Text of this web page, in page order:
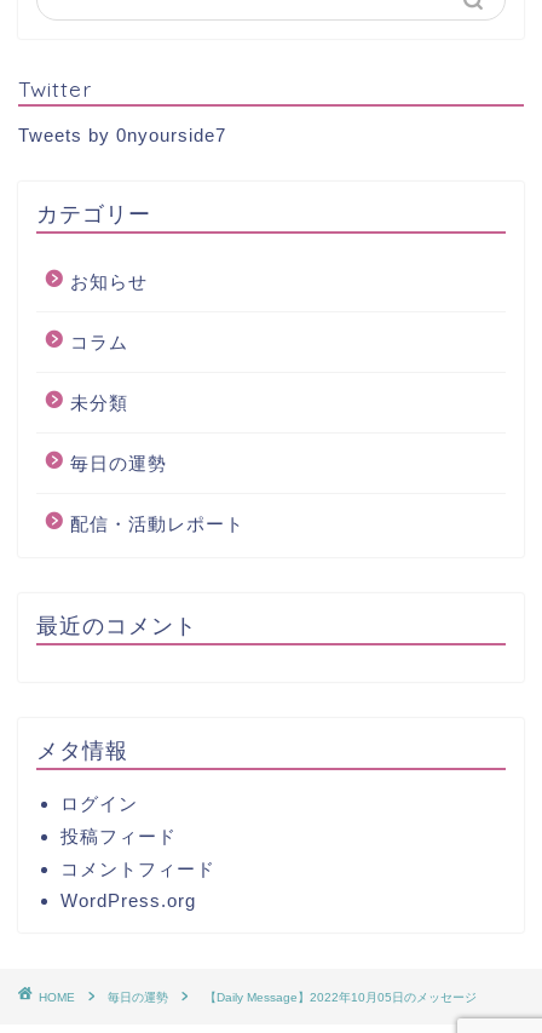
Twitter
Tweets by 0nyourside7
カテゴリー
お知らせ
コラム
未分類
毎日の運勢
配信・活動レポート
最近のコメント
メタ情報
ログイン
投稿フィード
コメントフィード
WordPress.org
HOME 毎日の運勢 【Daily Message】2022年10月05日のメッセージ